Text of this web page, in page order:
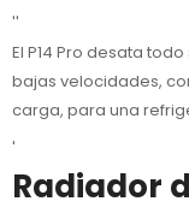
''
El P14 Pro desata
bajas velocidades,
carga, para una
'
Radiador